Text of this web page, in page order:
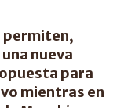
permiten,
nueva
para
mientras en